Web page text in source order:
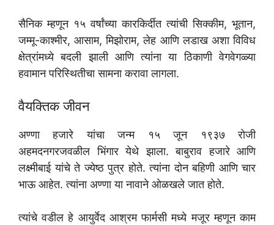
सैनिक म्हणून १५ वर्षांच्या कारकिर्दीत त्यांची सिक्कीम, भूतान,
जम्मू-काश्मीर, आसाम, मिझोराम, लेह आणि लडाख अशा विविध
क्षेत्रांमध्ये बदली झाली आणि त्यांना या ठिकाणी वेगवेगळ्या
हवामान परिस्थितीचा सामना करावा लागला.
वैयक्तिक जीवन
अण्णा हजारे यांचा जन्म १५ जून १९३७ रोजी
अहमदनगरजवळील भिंगार येथे झाला. बाबुराव हजारे आणि
लक्ष्मीबाई यांचे ते ज्येष्ठ पुत्र होते. त्यांना दोन बहिणी आणि चार
भाऊ आहेत. त्यांना अण्णा या नावाने ओळखले जात होते.
त्यांचे वडील हे आयुर्वेद आश्रम फार्मसी मध्ये मजूर म्हणून काम